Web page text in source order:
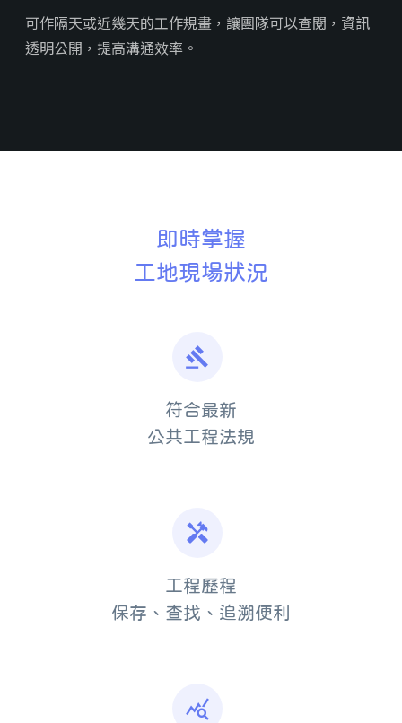
可作隔天或近幾天的工作規畫，讓團隊可以查閱，資訊
透明公開，提高溝通效率。
即時掌握
工地現場狀況
gavel
符合最新
公共工程法規
handyman
工程歷程
保存、查找、追溯便利
query_stats